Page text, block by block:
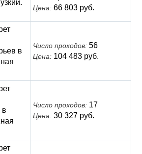
Цена: 66 803 руб.
в
Число проходов: 56
Цена: 104 483 руб.
в
Число проходов: 17
Цена: 30 327 руб.